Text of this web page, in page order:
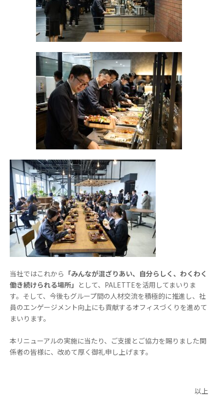
当社ではこれから 「みんなが混ざりあい、自分らしく、わくわく
働き続けられる場所」 として、 PALETTEを活用してまいりま
す。そして、今後もグループ間の人材交流を積極的に推進し、社
員のエンゲージメント向上にも貢献するオフィスづくりを進めて
まいります。
本リニューアルの実施に当たり、ご支援とご協力を賜りました関
係者の皆様に、改めて厚く御礼申し上げます。
以上